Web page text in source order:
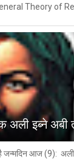
Theory of
अली इब्ने अबी
जन्मदिन आज (9): अली